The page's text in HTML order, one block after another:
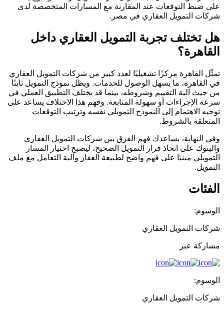
على ضبط التوقعات عند المقارنة مع المسارات المتخصصة لدى
شركات التمويل العقاري في مصر.
هل تختلف تجربة التمويل العقاري داخل
القاهرة؟
تمثّل القاهرة مركزًا تشغيليًا لعدد كبير من شركات التمويل العقاري
في القاهرة، ما يسهل الوصول للخدمات. ويظل نموذج التمويل ثابتًا
من حيث آلية التقييم وشروطه، بينما قد يختلف التطبيق العملي في
سرعة الإجراءات أو سهولة المتابعة. وفهم هذا الاختلاف يساعد على
توجيه الاهتمام إلى النموذج التمويلي نفسه وترتيب التوقعات
المتعلقة بالشروط.
وفي النهاية، يساعدك فهم الفرق بين شركات التمويل العقاري
والبنوك على اتخاذ قرار التمويل الصحيح، ليصبح اختيار المسار
التمويلي مبنيًا على فهم واضح لطبيعة العقار وآلية التعامل مع ملف
التمويل.
الفئات
الوسوم:
شركات التمويل العقاري
مشاركة عبر
الوسوم:
شركات التمويل العقاري